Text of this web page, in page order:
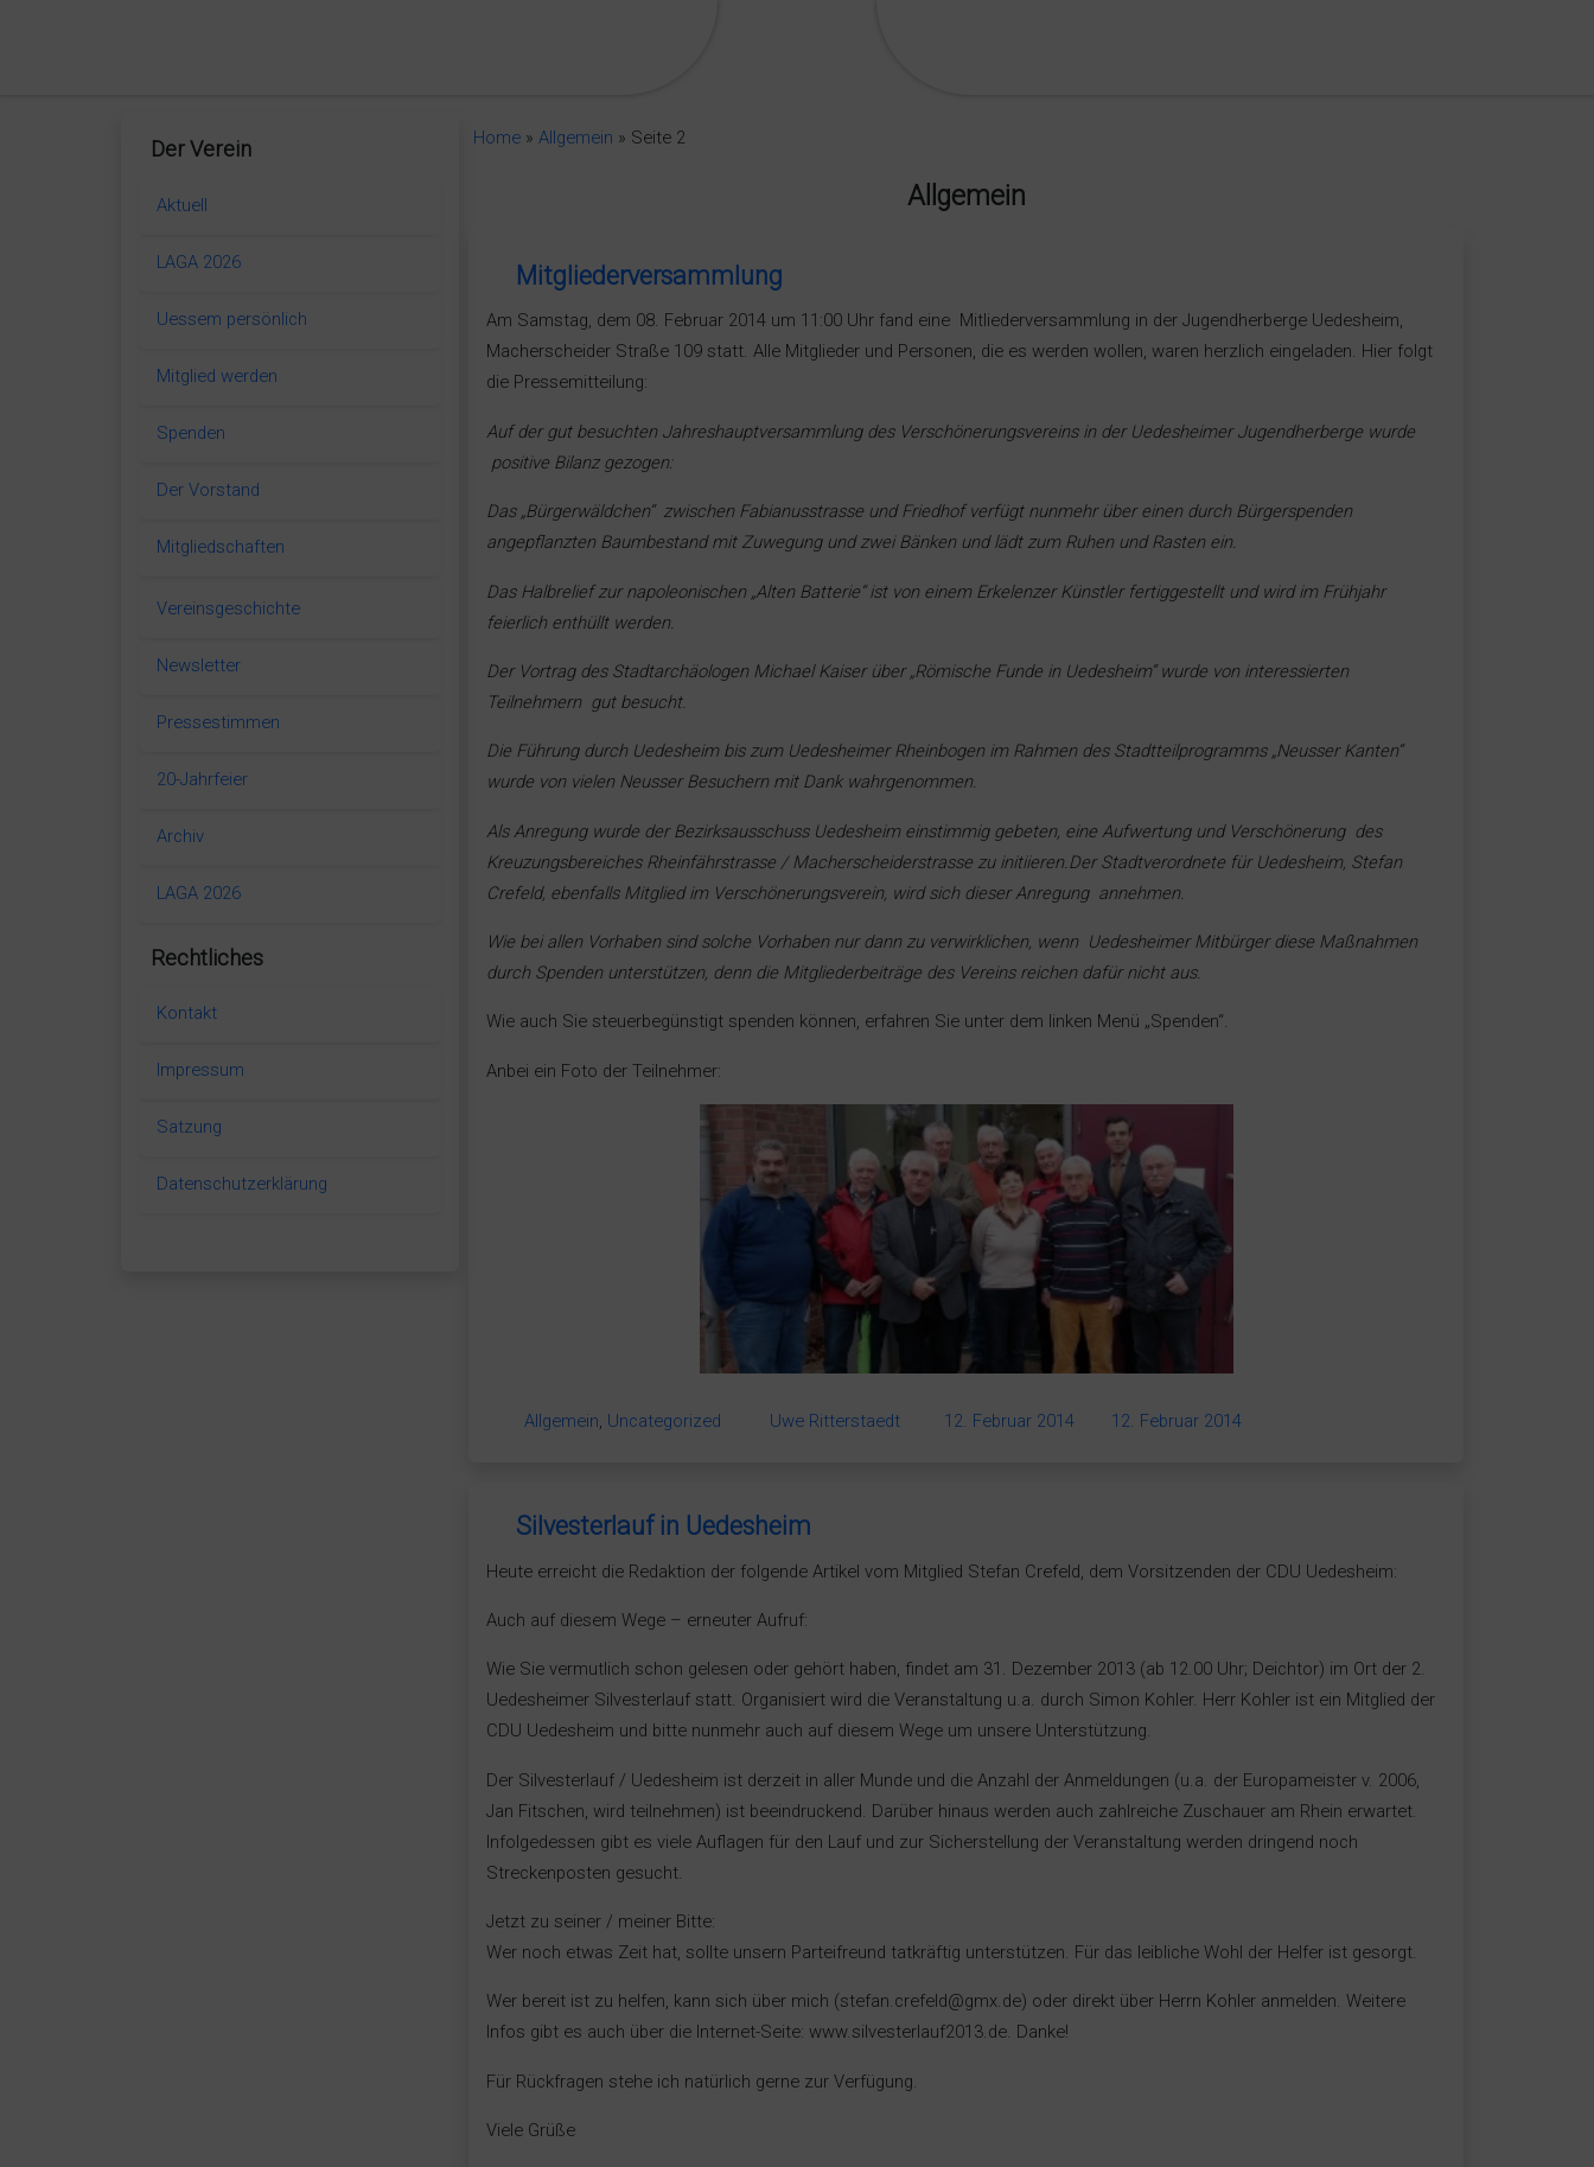
Home» Allgemein » Seite 2
Allgemein
Mitgliederversammlung
Am Samstag, dem 08. Februar 2014 um 11:00 Uhr fand eine Mitliederversammlung in der Jugendherberge Uedesheim,
Macherscheider Straße 109 statt. Alle Mitglieder und Personen, die es werden wollen, waren herzlich eingeladen. Hier folgt
die Pressemitteilung:
Auf der gut besuchten Jahreshauptversammlung des Verschönerungsvereins in der Uedesheimer Jugendherberge wurde
positive Bilanz gezogen:
Das „Bürgerwäldchen“ zwischen Fabianusstrasse und Friedhof verfügt nunmehr über einen durch Bürgerspenden
angepflanzten Baumbestand mit Zuwegung und zwei Bänken und lädt zum Ruhen und Rasten ein.
Das Halbrelief zur napoleonischen „Alten Batterie“ ist von einem Erkelenzer Künstler fertiggestellt und wird im Frühjahr
feierlich enthüllt werden.
Der Vortrag des Stadtarchäologen Michael Kaiser über „Römische Funde in Uedesheim“ wurde von interessierten
Teilnehmern gut besucht.
Die Führung durch Uedesheim bis zum Uedesheimer Rheinbogen im Rahmen des Stadtteilprogramms „Neusser Kanten“
wurde von vielen Neusser Besuchern mit Dank wahrgenommen.
Als Anregung wurde der Bezirksausschuss Uedesheim einstimmig gebeten, eine Aufwertung und Verschönerung des
Kreuzungsbereiches Rheinfährstrasse / Macherscheiderstrasse zu initiieren.Der Stadtverordnete für Uedesheim, Stefan
Crefeld, ebenfalls Mitglied im Verschönerungsverein, wird sich dieser Anregung annehmen.
Wie bei allen Vorhaben sind solche Vorhaben nur dann zu verwirklichen, wenn Uedesheimer Mitbürger diese Maßnahmen
durch Spenden unterstützen, denn die Mitgliederbeiträge des Vereins reichen dafür nicht aus.
Wie auch Sie steuerbegünstigt spenden können, erfahren Sie unter dem linken Menü „Spenden“.
Anbei ein Foto der Teilnehmer:
Allgemein, Uncategorized Uwe Ritterstaedt 12. Februar 2014 12. Februar 2014
Silvesterlauf in Uedesheim
Heute erreicht die Redaktion der folgende Artikel vom Mitglied Stefan Crefeld, dem Vorsitzenden der CDU Uedesheim:
Auch auf diesem Wege – erneuter Aufruf:
Wie Sie vermutlich schon gelesen oder gehört haben, findet am 31. Dezember 2013 (ab 12.00 Uhr; Deichtor) im Ort der 2.
Uedesheimer Silvesterlauf statt. Organisiert wird die Veranstaltung u.a. durch Simon Kohler. Herr Kohler ist ein Mitglied der
CDU Uedesheim und bitte nunmehr auch auf diesem Wege um unsere Unterstützung.
Der Silvesterlauf / Uedesheim ist derzeit in aller Munde und die Anzahl der Anmeldungen (u.a. der Europameister v. 2006,
Jan Fitschen, wird teilnehmen) ist beeindruckend. Darüber hinaus werden auch zahlreiche Zuschauer am Rhein erwartet.
Infolgedessen gibt es viele Auflagen für den Lauf und zur Sicherstellung der Veranstaltung werden dringend noch
Streckenposten gesucht.
Jetzt zu seiner / meiner Bitte:
Wer noch etwas Zeit hat, sollte unsern Parteifreund tatkräftig unterstützen. Für das leibliche Wohl der Helfer ist gesorgt.
Wer bereit ist zu helfen, kann sich über mich (stefan.crefeld@gmx.de) oder direkt über Herrn Kohler anmelden. Weitere
Infos gibt es auch über die Internet-Seite: www.silvesterlauf2013.de. Danke!
Für Rückfragen stehe ich natürlich gerne zur Verfügung.
Viele Grüße
Der Verein
Aktuell
LAGA 2026
Uessem persönlich
Mitglied werden
Spenden
Der Vorstand
Mitgliedschaften
Vereinsgeschichte
Newsletter
Pressestimmen
20-Jahrfeier
Archiv
LAGA 2026
Rechtliches
Kontakt
Impressum
Satzung
Datenschutzerklärung